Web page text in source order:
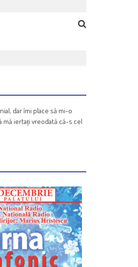
dar îmi place să mi-o
mă iertați vreodată că-s cel